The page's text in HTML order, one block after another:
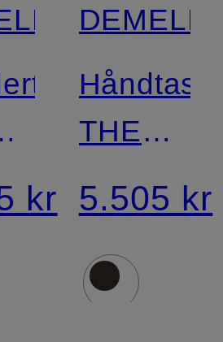
kr
THE
HUDSON
5.505 kr